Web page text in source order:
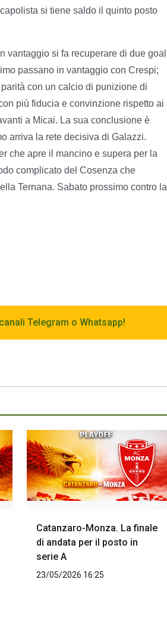
si tiene saldo il quinto posto
vantaggio si fa recuperare di due goal
passano in vantaggio con Crespi;
con un calcio di punizione di
più fiducia e convinzione rispetto ai
a Micai. La sua conclusione è
arriva la rete decisiva di Galazzi.
che apre il mancino e supera per la
complicato del Cosenza che
Ternana. Sabato prossimo contro la
Telegram o Whatsapp!
Catanzaro-Monza. La finale
di andata per il posto in
serie A
23/05/2026 16:25